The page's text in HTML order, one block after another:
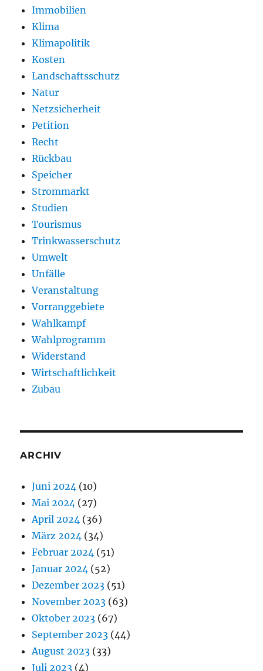
Immobilien
Klima
Klimapolitik
Kosten
Landschaftsschutz
Natur
Netzsicherheit
Petition
Recht
Rückbau
Speicher
Strommarkt
Studien
Tourismus
Trinkwasserschutz
Umwelt
Unfälle
Veranstaltung
Vorranggebiete
Wahlkampf
Wahlprogramm
Widerstand
Wirtschaftlichkeit
Zubau
ARCHIV
Juni 2024 (10)
Mai 2024 (27)
April 2024 (36)
März 2024 (34)
Februar 2024 (51)
Januar 2024 (52)
Dezember 2023 (51)
November 2023 (63)
Oktober 2023 (67)
September 2023 (44)
August 2023 (33)
Juli 2023 (4)